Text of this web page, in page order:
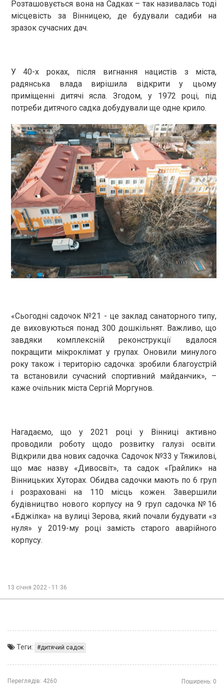
Розташовується вона на Садках – так називалась тоді
місцевість за Вінницею, де будували садиби на
зразок сучасних дач.
У 40-х роках, після вигнання нацистів з міста,
радянська влада вирішила відкрити у цьому
приміщенні дитячі ясла. Згодом, у 1972 році, під
потреби дитячого садка добудували ще одне крило.
«Сьогодні садочок №21 - це заклад санаторного типу,
де виховуються понад 300 дошкільнят. Важливо, що
завдяки комплексній реконструкції вдалося
покращити мікроклімат у групах. Оновили минулого
року також і територію садочка: зробили благоустрій
та встановили сучасний спортивний майданчик», –
каже очільник міста Сергій Моргунов.
Нагадаємо, що у 2021 році у Вінниці активно
проводили роботу щодо розвитку галузі освіти.
Відкрили два нових садочка. Садочок №33 у Тяжилові,
що має назву «Дивосвіт», та садок «Грайлик» на
Вінницьких Хуторах. Обидва садочки мають по 6 груп
і розраховані на 110 місць кожен. Завершили
будівництво нового корпусу на 9 груп садочка №16
«Бджілка» на вулиці Зерова, який почали будувати «з
нуля» у 2019-му році замість старого аварійного
корпусу.
13 січня 2022 - 11:36
Теги: дитячий садок
Переглядів: 4260 Поширень: 0